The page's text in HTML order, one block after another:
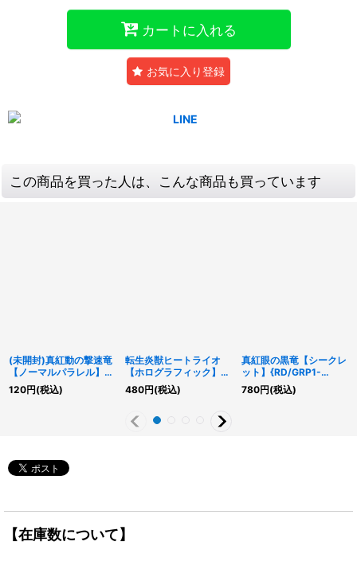
カートに入れる
お気に入り登録
この商品を買った人は、こんな商品も買っています
(未開封)真紅動の撃速竜
【ノーマルパラレル】
{RD/ECG1-JP018}
《RDモンスター》
120円(税込)
転生炎獣ヒートライオ
【ホログラフィック】
{DP28-JP000}《リン
ク》
480円(税込)
真紅眼の黒竜【シークレ
ット】{RD/GRP1-
JP016}《RDモンスタ
ー》
780円(税込)
【在庫数について】